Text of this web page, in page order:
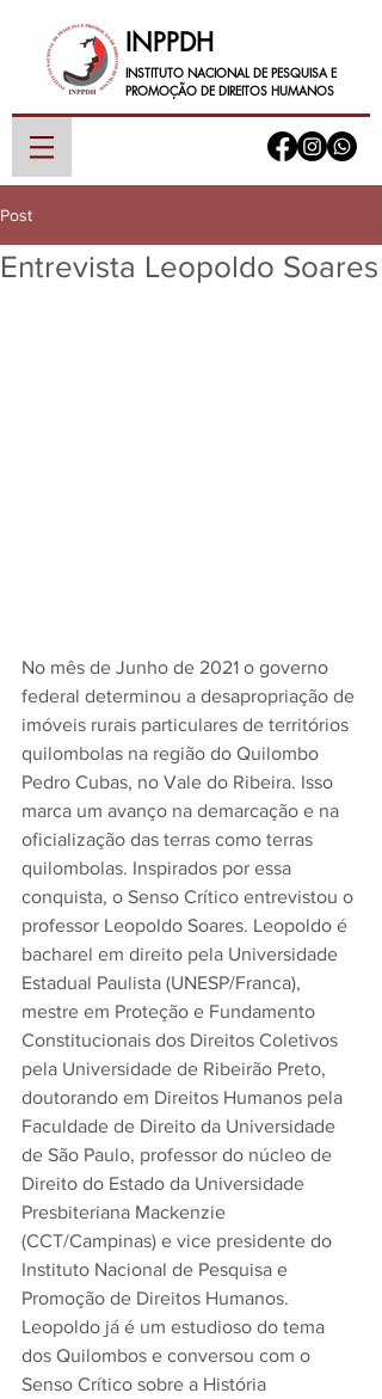
INPPDH
INSTITUTO NACIONAL DE PESQUISA E
PROMOÇÃO DE DIREITOS HUMANOS
Post
Entrevista Leopoldo Soares
No mês de Junho de 2021 o governo
federal determinou a desapropriação de
imóveis rurais particulares de territórios
quilombolas na região do Quilombo
Pedro Cubas, no Vale do Ribeira. Isso
marca um avanço na demarcação e na
oficialização das terras como terras
quilombolas. Inspirados por essa
conquista, o Senso Crítico entrevistou o
professor Leopoldo Soares. Leopoldo é
bacharel em direito pela Universidade
Estadual Paulista (UNESP/Franca),
mestre em Proteção e Fundamento
Constitucionais dos Direitos Coletivos
pela Universidade de Ribeirão Preto,
doutorando em Direitos Humanos pela
Faculdade de Direito da Universidade
de São Paulo, professor do núcleo de
Direito do Estado da Universidade
Presbiteriana Mackenzie
(CCT/Campinas) e vice presidente do
Instituto Nacional de Pesquisa e
Promoção de Direitos Humanos.
Leopoldo já é um estudioso do tema
dos Quilombos e conversou com o
Senso Crítico sobre a História